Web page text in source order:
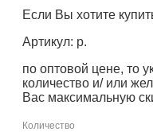
Если Вы хотите
Артикул: р.
по оптовой цене, то
количество и/ или
Вас максимальную
Количество